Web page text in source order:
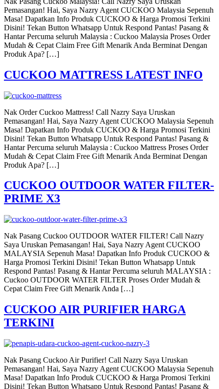
Pemasangan! Hai, Saya Nazry Agent CUCKOO Malaysia Sepenuh
Masa! Dapatkan Info Produk CUCKOO & Harga Promosi Terkini
Disini! Tekan Button Whatsapp Untuk Respond Pantas! Pasang &
Hantar Percuma seluruh Malaysia : Cuckoo Malaysia Proses Order
Mudah & Cepat Claim Free Gift Menarik Anda Berminat Dengan
Produk Apa? […]
CUCKOO MATTRESS LATEST INFO
Nak Order Cuckoo Mattress! Call Nazry Saya Uruskan
Pemasangan! Hai, Saya Nazry Agent CUCKOO Malaysia Sepenuh
Masa! Dapatkan Info Produk CUCKOO & Harga Promosi Terkini
Disini! Tekan Button Whatsapp Untuk Respond Pantas! Pasang &
Hantar Percuma seluruh Malaysia : Cuckoo Mattress Proses Order
Mudah & Cepat Claim Free Gift Menarik Anda Berminat Dengan
Produk Apa? […]
CUCKOO OUTDOOR WATER FILTER-
PRIME X3
Nak Pasang Cuckoo OUTDOOR WATER FILTER! Call Nazry
Saya Uruskan Pemasangan! Hai, Saya Nazry Agent CUCKOO
MALAYSIA Sepenuh Masa! Dapatkan Info Produk CUCKOO &
Harga Promosi Terkini Disini! Tekan Button Whatsapp Untuk
Respond Pantas! Pasang & Hantar Percuma seluruh MALAYSIA :
Cuckoo OUTDOOR WATER FILTER Proses Order Mudah &
Cepat Claim Free Gift Menarik Anda […]
CUCKOO AIR PURIFIER HARGA
TERKINI
Nak Pasang Cuckoo Air Purifier! Call Nazry Saya Uruskan
Pemasangan! Hai, Saya Nazry Agent CUCKOO Malaysia Sepenuh
Masa! Dapatkan Info Produk CUCKOO & Harga Promosi Terkini
Disini! Tekan Button Whatsapp Untuk Respond Pantas! Pasang &